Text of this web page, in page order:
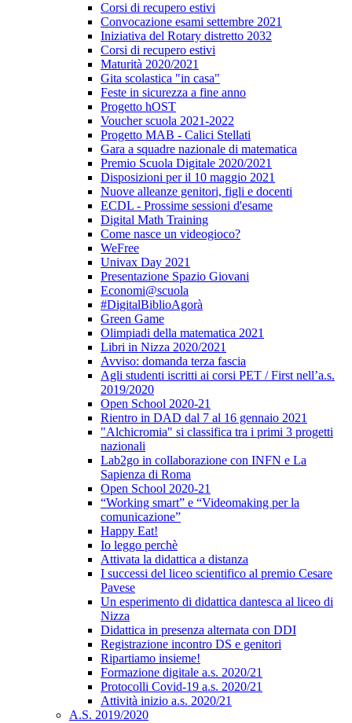
Corsi di recupero estivi
Convocazione esami settembre 2021
Iniziativa del Rotary distretto 2032
Corsi di recupero estivi
Maturità 2020/2021
Gita scolastica "in casa"
Feste in sicurezza a fine anno
Progetto hOST
Voucher scuola 2021-2022
Progetto MAB - Calici Stellati
Gara a squadre nazionale di matematica
Premio Scuola Digitale 2020/2021
Disposizioni per il 10 maggio 2021
Nuove alleanze genitori, figli e docenti
ECDL - Prossime sessioni d'esame
Digital Math Training
Come nasce un videogioco?
WeFree
Univax Day 2021
Presentazione Spazio Giovani
Economi@scuola
#DigitalBiblioAgorà
Green Game
Olimpiadi della matematica 2021
Libri in Nizza 2020/2021
Avviso: domanda terza fascia
Agli studenti iscritti ai corsi PET / First nell’a.s.
2019/2020
Open School 2020-21
Rientro in DAD dal 7 al 16 gennaio 2021
"Alchicromia" si classifica tra i primi 3 progetti
nazionali
Lab2go in collaborazione con INFN e La
Sapienza di Roma
Open School 2020-21
“Working smart” e “Videomaking per la
comunicazione”
Happy Eat!
Io leggo perchè
Attivata la didattica a distanza
I successi del liceo scientifico al premio Cesare
Pavese
Un esperimento di didattica dantesca al liceo di
Nizza
Didattica in presenza alternata con DDI
Registrazione incontro DS e genitori
Ripartiamo insieme!
Formazione digitale a.s. 2020/21
Protocolli Covid-19 a.s. 2020/21
Attività inizio a.s. 2020/21
A.S. 2019/2020